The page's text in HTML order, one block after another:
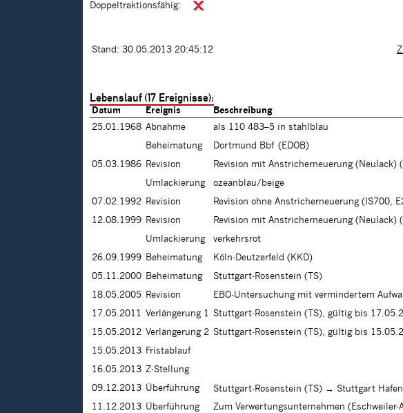
Doppeltraktionsfähig:
Stand: 30.05.2013 20:45:12
Lebenslauf (17 Ereignisse):
Datum Ereignis
Beschreibung
25.01.1968 Abnahme
als 110 483–5 in stahlblau
Beheimatung
Dortmund Bbf (EDOB)
05.03.1986 Revision
Revision mit Anstricherneuerung (Neulack)
Umlackierung
ozeanblau/beige
07.02.1992 Revision
Revision ohne Anstricherneuerung (IS700,
12.08.1999 Revision
Revision mit Anstricherneuerung (Neulack)
Umlackierung
verkehrsrot
26.09.1999 Beheimatung
Köln-Deutzerfeld (KKD)
05.11.2000 Beheimatung
Stuttgart-Rosenstein (TS)
18.05.2005 Revision
EBO-Untersuchung mit vermindertem
17.05.2011 Verlängerung 1 Stuttgart-Rosenstein (TS), gültig bis
15.05.2012 Verlängerung 2 Stuttgart-Rosenstein (TS), gültig bis
15.05.2013 Fristablauf
16.05.2013 Z-Stellung
09.12.2013 Überführung
Stuttgart-Rosenstein (TS) → Stuttgart Hafen
11.12.2013 Überführung
Zum Verwertungsunternehmen (Eschweiler-